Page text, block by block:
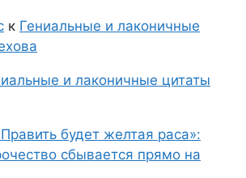
к Гениальные и лаконичные
и лаконичные цитаты
будет желтая раса»:
сбывается прямо на